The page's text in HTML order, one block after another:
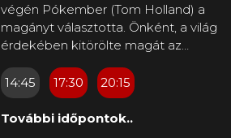
végén Pókember (Tom Holland) a
magányt választotta. Önként, a világ
érdekében kitörölte magát az
lemondott a szerelméről (Zendaya)
meg a jó barátjáról (Jacob Batalon)
is. Magányos felnőttéletet él. New
14:45 17:30 20:15
További időpontok..